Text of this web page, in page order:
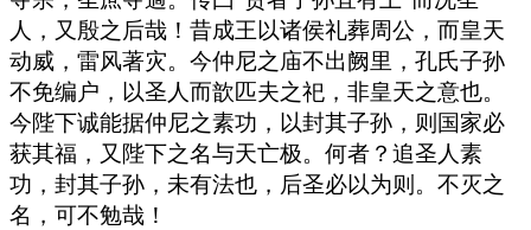
人，又殷之后哉！昔成王以诸侯礼葬周公，而皇天
动威，雷风著灾。今仲尼之庙不出阙里，孔氏子孙
不免编户，以圣人而歆匹夫之祀，非皇天之意也。
今陛下诚能据仲尼之素功，以封其子孙，则国家必
获其福，又陛下之名与天亡极。何者？追圣人素
功，封其子孙，未有法也，后圣必以为则。不灭之
名，可不勉哉！